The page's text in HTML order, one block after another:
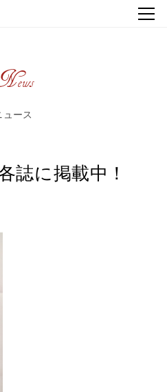
ュース
誌に掲載中！